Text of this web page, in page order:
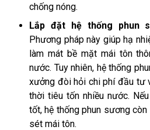
chống nóng.
Lắp đặt hệ thống phun
Phương pháp này giúp hạ
làm mát bề mặt mái tôn
nước. Tuy nhiên, hệ thống
xưởng đòi hỏi chi phí đầu tư
thời tiêu tốn nhiều nước.
tốt, hệ thống phun sương
sét mái tôn.